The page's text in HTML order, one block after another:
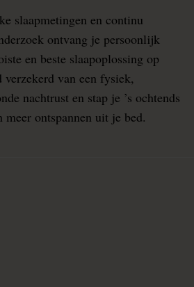
slaapmetingen en continu
ontvang je persoonlijk
en beste slaapoplossing op
van een fysiek,
nachtrust en stap je ’s ochtends
meer ontspannen uit je bed.